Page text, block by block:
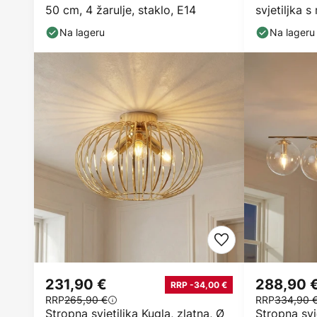
50 cm, 4 žarulje, staklo, E14
Na lageru
svjetiljka s
Na lageru
Stropna svjetiljka Kugla, zlatna, Ø
231,90 € RRP -34,00 €
RRP265,90 €
Stropna
288,90
RRP334,90